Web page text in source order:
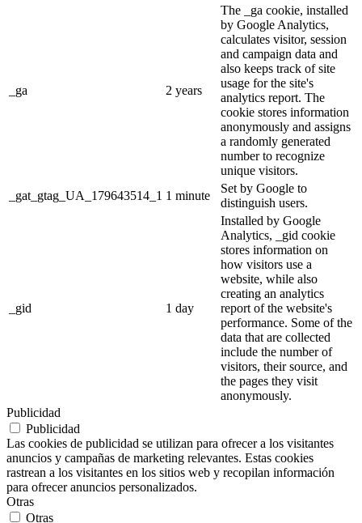
_ga 2 years
The _ga cookie, installed
by Google Analytics,
calculates visitor, session
and campaign data and
also keeps track of site
usage for the site's
analytics report. The
cookie stores information
anonymously and assigns
a randomly generated
number to recognize
unique visitors.
_gat_gtag_UA_179643514_1 1 minute
Set by Google to
distinguish users.
_gid 1 day
Installed by Google
Analytics, _gid cookie
stores information on
how visitors use a
website, while also
creating an analytics
report of the website's
performance. Some of the
data that are collected
include the number of
visitors, their source, and
the pages they visit
anonymously.
Publicidad
Publicidad
Las cookies de publicidad se utilizan para ofrecer a los visitantes
anuncios y campañas de marketing relevantes. Estas cookies
rastrean a los visitantes en los sitios web y recopilan información
para ofrecer anuncios personalizados.
Otras
Otras